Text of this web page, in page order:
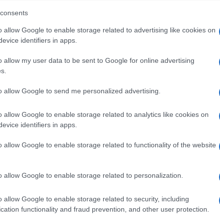
allow Google to enable storage related to advertising like cookies on
identifiers in apps.
allow my user data to be sent to Google for online advertising
allow Google to send me personalized advertising.
allow Google to enable storage related to analytics like cookies on
identifiers in apps.
allow Google to enable storage related to functionality of the website
allow Google to enable storage related to personalization.
allow Google to enable storage related to security, including
functionality and fraud prevention, and other user protection.
ΑΕΙ ΕΚΠΑΙΔΕΥΤΙΚΟΙ ΜΕΤΑΤΑΓΜΕΝΟΙ